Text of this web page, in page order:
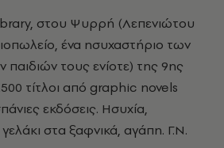
στου Ψυρρή (Λεπενιώτου
ένα ησυχαστήριο των
τους ενίοτε) της 9ης
τίτλοι από graphic novels
εκδόσεις. Ησυχία,
στα ξαφνικά, αγάπη. Γ.Ν.